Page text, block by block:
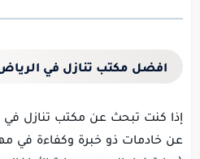
افضل مكتب تنازل في الرياض
إذا كنت تبحث عن مكتب تنازل في
عن خادمات ذو خبرة وكفاءة في